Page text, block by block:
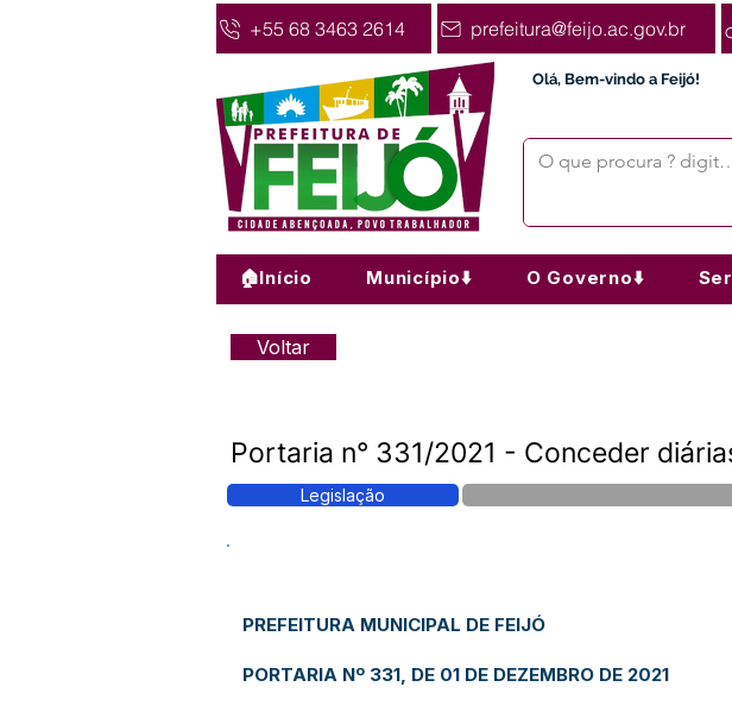
+55 68 3463 2614 prefeitura@feijo.ac.gov.br
Olá, Bem-vindo a Feijó!
🏠Início Município⬇️ O Governo⬇️
Voltar
Portaria n° 331/2021 - Conceder
Legislação
PREFEITURA MUNICIPAL DE FEIJÓ
PORTARIA Nº 331, DE 01 DE DEZEMBRO DE 2021